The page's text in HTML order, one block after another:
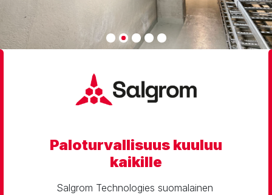
Paloturvallisuus kuuluu
kaikille
Salgrom Technologies suomalainen